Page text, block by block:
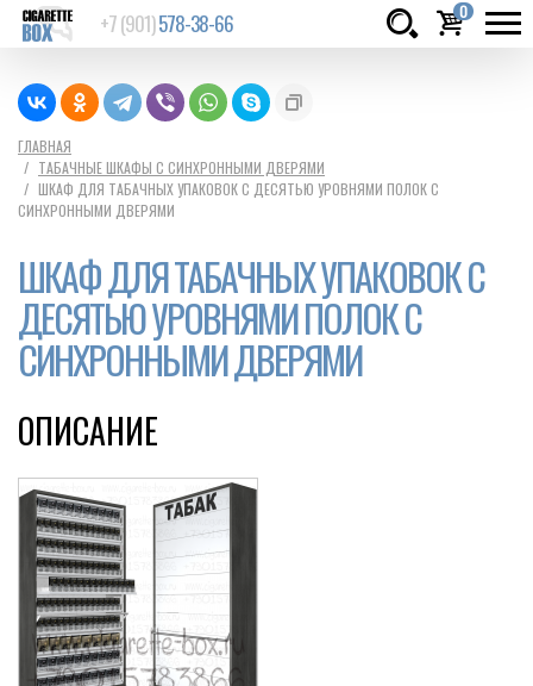
+7 (901)578-38-66 0
ГЛАВНАЯ
ТАБАЧНЫЕ ШКАФЫ С СИНХРОННЫМИ ДВЕРЯМИ
ШКАФ ДЛЯ ТАБАЧНЫХ УПАКОВОК С ДЕСЯТЬЮ УРОВНЯМИ ПОЛОК С
СИНХРОННЫМИ ДВЕРЯМИ
ШКАФ ДЛЯ ТАБАЧНЫХ УПАКОВОК С
ДЕСЯТЬЮ УРОВНЯМИ ПОЛОК С
СИНХРОННЫМИ ДВЕРЯМИ
ОПИСАНИЕ